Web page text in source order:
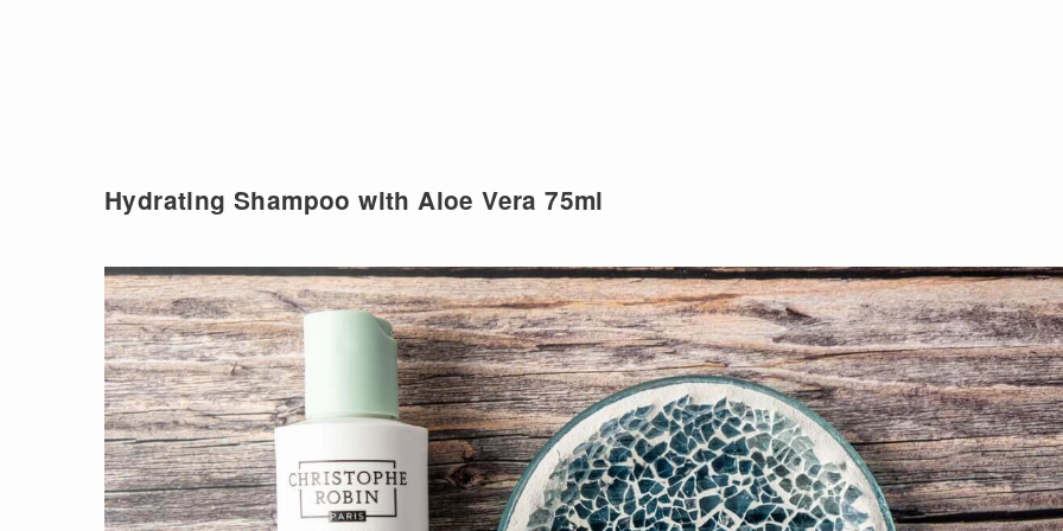
Hydrating Shampoo with Aloe Vera 75ml